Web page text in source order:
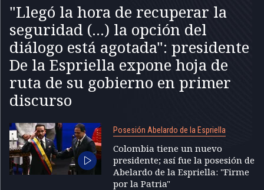
"Llegó la hora de recuperar la
seguridad (...) la opción del
diálogo está agotada": presidente
De la Espriella expone hoja de
ruta de su gobierno en primer
discurso
Posesión Abelardo de la Espriella
Colombia tiene un nuevo
presidente; así fue la posesión de
Abelardo de la Espriella: "Firme
por la Patria"